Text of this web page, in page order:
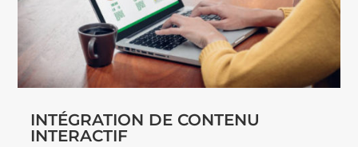
INTÉGRATION DE CONTENU
INTERACTIF